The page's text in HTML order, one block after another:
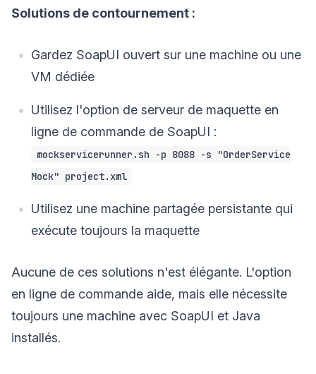
Solutions de contournement :
Gardez SoapUI ouvert sur une machine ou une
VM dédiée
Utilisez l'option de serveur de maquette en
ligne de commande de SoapUI :
mockservicerunner.sh -p 8088 -s "OrderService
Mock" project.xml
Utilisez une machine partagée persistante qui
exécute toujours la maquette
Aucune de ces solutions n'est élégante. L'option
en ligne de commande aide, mais elle nécessite
toujours une machine avec SoapUI et Java
installés.